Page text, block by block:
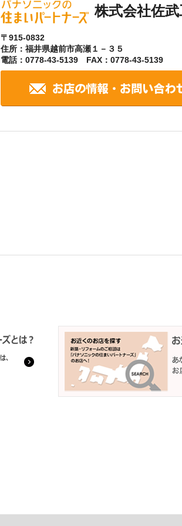
株式会社佐
〒915-0832
住所：福井県越前市高瀬１－３５
電話：0778-43-5139 FAX：0778-43-5139